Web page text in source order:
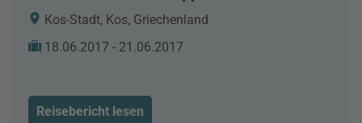
Kos-Stadt, Kos, Griechenland
18.06.2017 - 21.06.2017
Reisebericht lesen